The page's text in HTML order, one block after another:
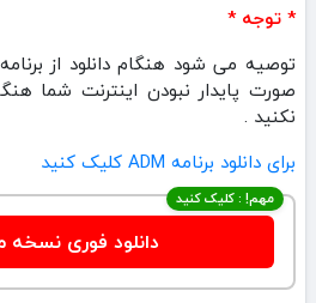
* توجه *
صورت پایدار نبودن اینترنت شما
نکنید .
برای دانلود برنامه ADM کلیک کنید
مهم! : کلیک کنید
دانلود فوری